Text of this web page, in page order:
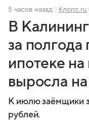
5 часов назад Клопс.ru
В
за
ипотеке
выросла
К июлю заёмщики
рублей.